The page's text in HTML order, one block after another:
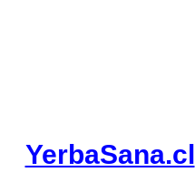
YerbaSana.cl